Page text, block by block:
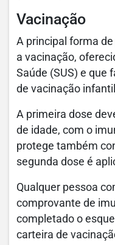
Vacinação
A principal forma
a vacinação,
Saúde (SUS) e que
de vacinação
A primeira dose
de idade, com o
protege também
segunda dose é
Qualquer pessoa
comprovante de
completado o
carteira de